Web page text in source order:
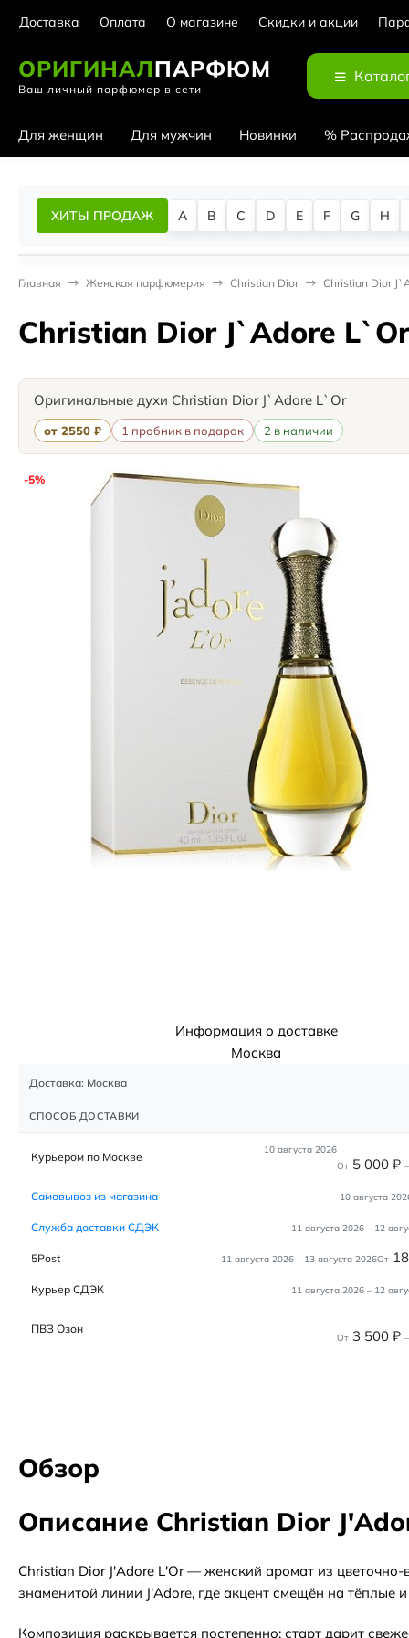
Доставка Оплата О магазине Скидки и акции
ОРИГИНАЛПАРФЮМ
Ваш личный парфюмер в сети
Для женщин Для мужчин Новинки %
ХИТЫ ПРОДАЖ A B C D E F G H
Главная Женская парфюмерия Christian Dior Christian Dior
Christian Dior J`Adore L`Or
Оригинальные духи Christian Dior J`Adore L`Or
от 2550 ₽ 1 пробник в подарок 2 в наличии
-5%
Информация о доставке
Москва
Доставка: Москва
СПОСОБ ДОСТАВКИ
Курьером по Москве 10 августа 2026
От 5 000 ₽ –
Самовывоз из магазина 10 августа
Служба доставки СДЭК 11 августа 2026 – 12
5Post 11 августа 2026 – 13 августа 2026От
Курьер СДЭК 11 августа 2026 – 12
ПВЗ Озон
От 3 500 ₽ –
Обзор
Описание Christian Dior
Christian Dior J'Adore L'Or — женский аромат из
знаменитой линии J'Adore, где акцент смещён на тёплые
Композиция раскрывается постепенно: старт дарит